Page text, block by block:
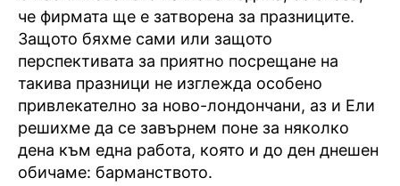
че фирмата ще е затворена за празниците.
Защото бяхме сами или защото
перспективата за приятно посрещане на
такива празници не изглежда особено
привлекателно за ново-лондончани, аз и Ели
решихме да се завърнем поне за няколко
дена към една работа, която и до ден днешен
обичаме: барманството.